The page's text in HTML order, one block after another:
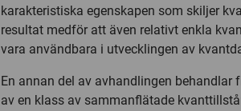
karakteristiska egenskapen som skiljer
resultat medför att även relativt enkla
vara användbara i utvecklingen av
En annan del av avhandlingen behandlar
av en klass av sammanflätade